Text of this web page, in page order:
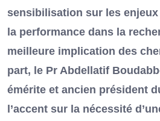
sensibilisation sur les
la performance dans la
meilleure implication des
part, le Pr Abdellatif
émérite et ancien président
l’accent sur la nécessité